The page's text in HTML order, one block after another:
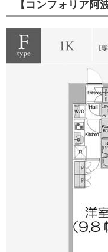
【コンフォリア阿